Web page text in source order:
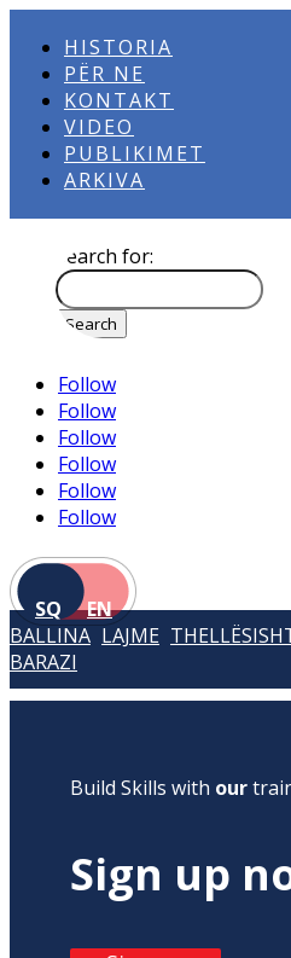
HISTORIA
PËR NE
KONTAKT
VIDEO
PUBLIKIMET
ARKIVA
Search for:
Follow
Follow
Follow
Follow
Follow
Follow
SQ EN
BALLINA LAJME
BARAZI
Build Skills with our
Sign up